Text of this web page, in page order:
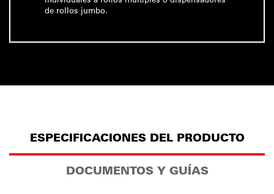
de rollos jumbo.
ESPECIFICACIONES DEL PRODUCTO
DOCUMENTOS Y GUÍAS